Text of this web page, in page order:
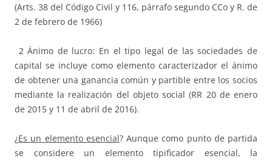
(Arts. 38 del Código Civil y 116, párrafo segundo CCo y R. de
2 de febrero de 1966)
2 Ánimo de lucro: En el tipo legal de las sociedades de
capital se incluye como elemento caracterizador el ánimo
de obtener una ganancia común y partible entre los socios
mediante la realización del objeto social (RR 20 de enero
de 2015 y 11 de abril de 2016).
¿Es un elemento esencial? Aunque como punto de partida
se considere un elemento tipificador esencial, la